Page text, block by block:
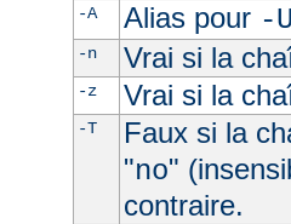
-A Alias pour -U
-n Vrai si la
-z Vrai si la
-T Faux si la
"no"
contraire.